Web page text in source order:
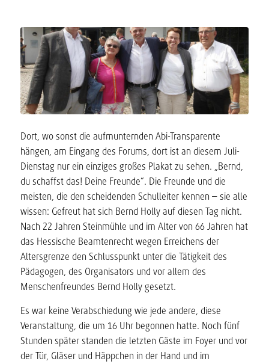
Dort, wo sonst die aufmunternden Abi-Transparente
hängen, am Eingang des Forums, dort ist an diesem Juli-
Dienstag nur ein einziges großes Plakat zu sehen. „Bernd,
du schaffst das! Deine Freunde“. Die Freunde und die
meisten, die den scheidenden Schulleiter kennen – sie alle
wissen: Gefreut hat sich Bernd Holly auf diesen Tag nicht.
Nach 22 Jahren Steinmühle und im Alter von 66 Jahren hat
das Hessische Beamtenrecht wegen Erreichens der
Altersgrenze den Schlusspunkt unter die Tätigkeit des
Pädagogen, des Organisators und vor allem des
Menschenfreundes Bernd Holly gesetzt.
Es war keine Verabschiedung wie jede andere, diese
Veranstaltung, die um 16 Uhr begonnen hatte. Noch fünf
Stunden später standen die letzten Gäste im Foyer und vor
der Tür, Gläser und Häppchen in der Hand und im